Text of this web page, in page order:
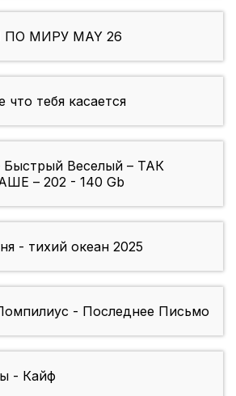
МИРУ MAY 26
что тебя касается
Быстрый Веселый – ТАК
– 202 - 140 Gb
- тихий океан 2025
- Последнее Письмо
- Кайф